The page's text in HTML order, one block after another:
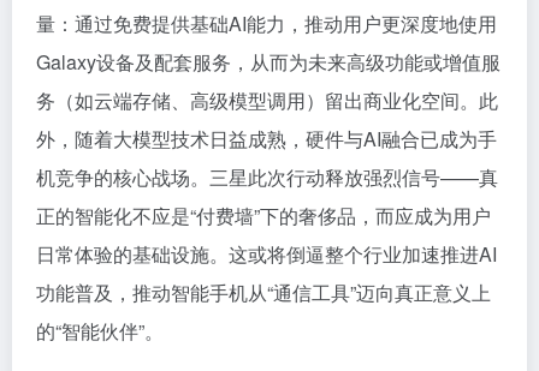
量：通过免费提供基础AI能力，推动用户更深度地使用
Galaxy设备及配套服务，从而为未来高级功能或增值服
务（如云端存储、高级模型调用）留出商业化空间。此
外，随着大模型技术日益成熟，硬件与AI融合已成为手
机竞争的核心战场。三星此次行动释放强烈信号——真
正的智能化不应是“付费墙”下的奢侈品，而应成为用户
日常体验的基础设施。这或将倒逼整个行业加速推进AI
功能普及，推动智能手机从“通信工具”迈向真正意义上
的“智能伙伴”。